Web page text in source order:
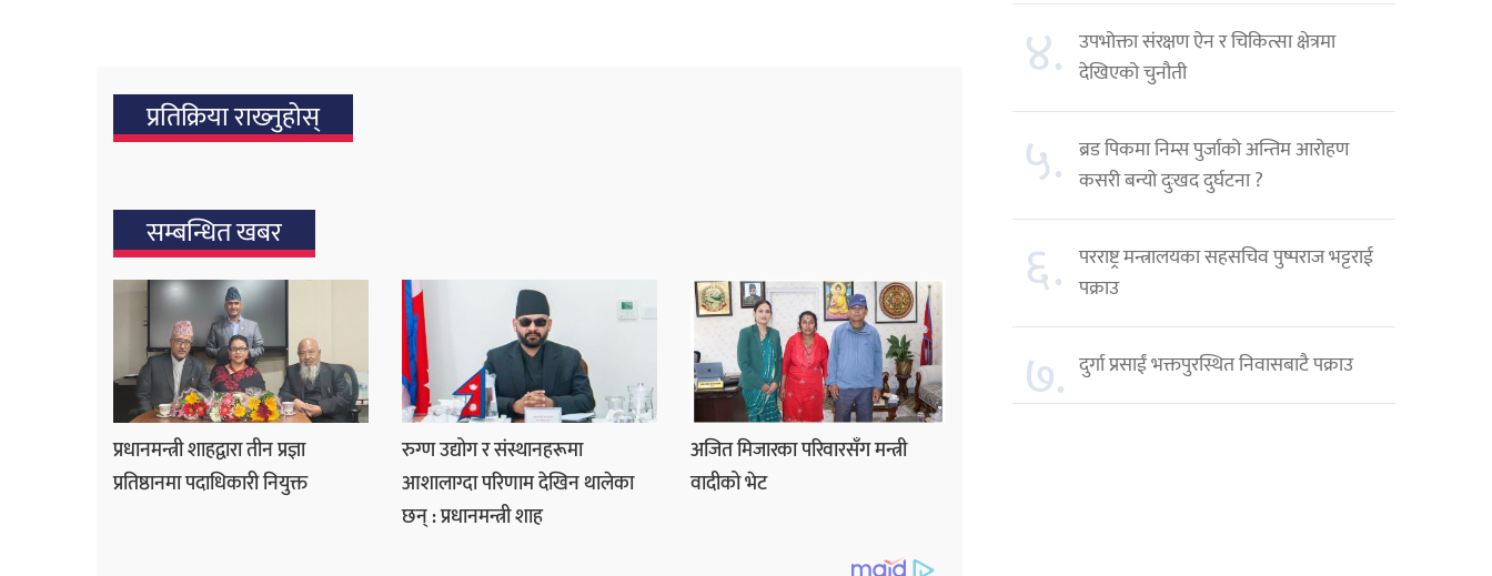
प्रतिक्रिया राख्‍नुहोस्
सम्बन्धित खबर
प्रधानमन्त्री शाहद्वारा तीन प्रज्ञा
प्रतिष्ठानमा पदाधिकारी नियुक्त
रुग्ण उद्योग र संस्थानहरूमा
आशालाग्दा परिणाम देखिन थालेका
छन् : प्रधानमन्त्री शाह
अजित मिजारका परिवारसँग मन्त्री
वादीको भेट
४. उपभोक्ता संरक्षण ऐन र चिकित्सा क्षेत्रमा
देखिएको चुनौती
५. ब्रड पिकमा निम्स पुर्जाको अन्तिम आरोहण
कसरी बन्यो दुःखद दुर्घटना ?
६. परराष्ट्र मन्त्रालयका सहसचिव पुष्पराज भट्टराई
पक्राउ
७. दुर्गा प्रसाईं भक्तपुरस्थित निवासबाटै पक्राउ